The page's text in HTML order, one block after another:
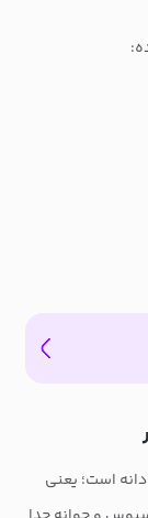
است؛ یعنی